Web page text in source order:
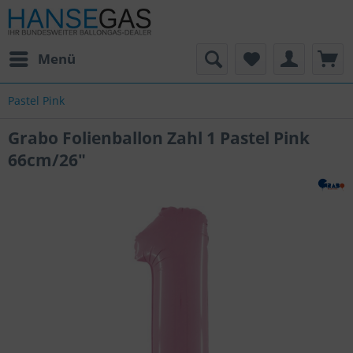
Menü
Pastel Pink
Grabo Folienballon Zahl 1 Pastel Pink
66cm/26"